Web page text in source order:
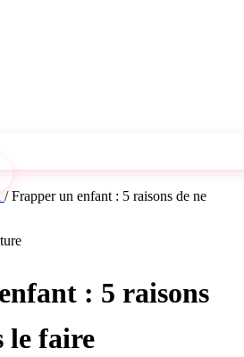
/ Frapper un enfant : 5 raisons de ne
: 5 raisons
le faire